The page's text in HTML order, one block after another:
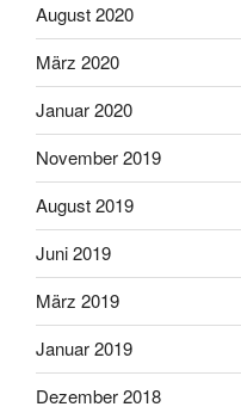
August 2020
März 2020
Januar 2020
November 2019
August 2019
Juni 2019
März 2019
Januar 2019
Dezember 2018